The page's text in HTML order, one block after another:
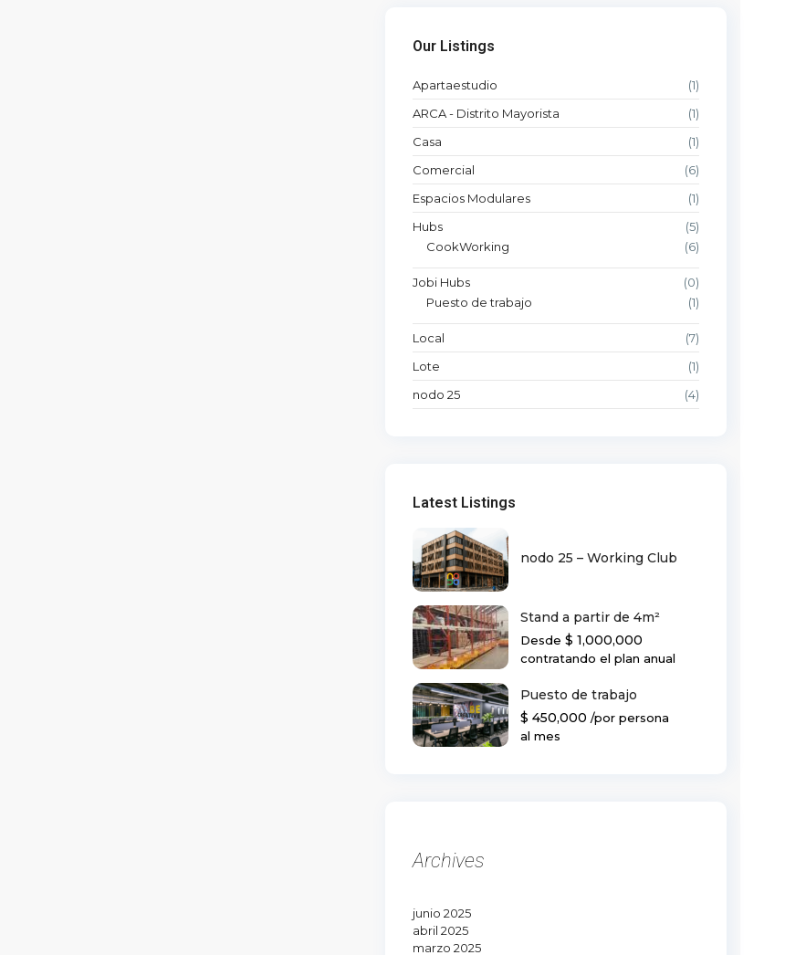
Our Listings
Apartaestudio
(1)
ARCA - Distrito Mayorista
(1)
Casa
(1)
Comercial
(6)
Espacios Modulares
(1)
Hubs
(5)
CookWorking
(6)
Jobi Hubs
(0)
Puesto de trabajo
(1)
Local
(7)
Lote
(1)
nodo 25
(4)
Latest Listings
nodo 25 – Working Club
Stand a partir de 4m²
Desde $ 1,000,000
contratando el plan anual
Puesto de trabajo
$ 450,000 /por persona
al mes
Archives
junio 2025
abril 2025
marzo 2025